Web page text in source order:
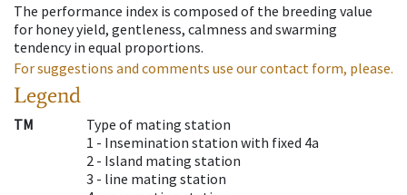
The performance index is composed of the breeding value
for honey yield, gentleness, calmness and swarming
tendency in equal proportions.
For suggestions and comments use our contact form, please.
Legend
TM
Type of mating station
1 - Insemination station with fixed 4a
2 - Island mating station
3 - line mating station